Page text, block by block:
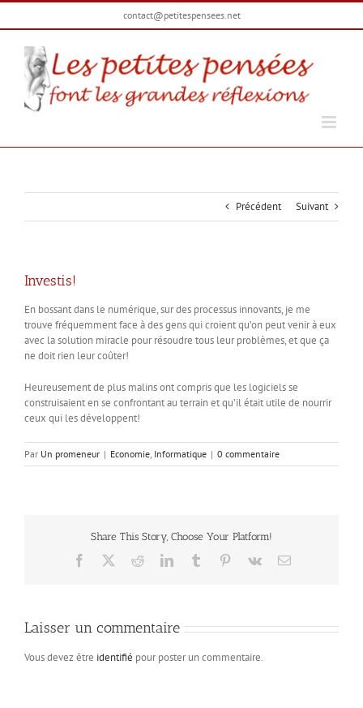
Passer
contact@petitespensees.net
Précédent Suivant
Investis!
En bossant dans le numérique, sur des processus innovants, je me
trouve fréquemment face à des gens qui croient qu’on peut venir à eux
avec la solution miracle pour résoudre tous leur problèmes, et que ça
ne doit rien leur coûter!
Heureusement de plus malins ont compris que les logiciels se
construisaient en se confrontant au terrain et qu’il était utile de nourrir
ceux qui les développent!
Par Un promeneur | Economie, Informatique | 0 commentaire
Share This Story, Choose Your Platform!
Facebook RedditLinkedInTumblr Pinterest
Vk Email
Laisser un commentaire
Vous devez être identifié pour poster un commentaire.